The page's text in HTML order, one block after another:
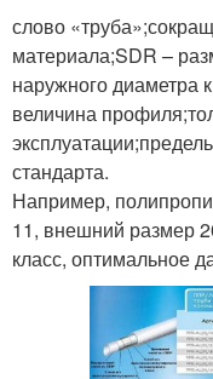
слово
материала;SDR –
наружного диаметра
величина
стандарта.
Например,
11, внешний размер
класс, оптимальное